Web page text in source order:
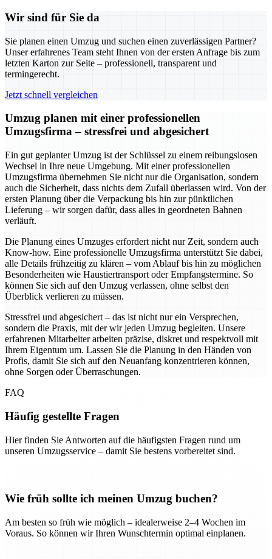
Wir sind für Sie da
Sie planen einen Umzug und suchen einen zuverlässigen Partner?
Unser erfahrenes Team steht Ihnen von der ersten Anfrage bis zum
letzten Karton zur Seite – professionell, transparent und
termingerecht.
Jetzt schnell vergleichen
Umzug planen mit einer professionellen
Umzugsfirma – stressfrei und abgesichert
Ein gut geplanter Umzug ist der Schlüssel zu einem reibungslosen
Wechsel in Ihre neue Umgebung. Mit einer professionellen
Umzugsfirma übernehmen Sie nicht nur die Organisation, sondern
auch die Sicherheit, dass nichts dem Zufall überlassen wird. Von der
ersten Planung über die Verpackung bis hin zur pünktlichen
Lieferung – wir sorgen dafür, dass alles in geordneten Bahnen
verläuft.
Die Planung eines Umzuges erfordert nicht nur Zeit, sondern auch
Know-how. Eine professionelle Umzugsfirma unterstützt Sie dabei,
alle Details frühzeitig zu klären – vom Ablauf bis hin zu möglichen
Besonderheiten wie Haustiertransport oder Empfangstermine. So
können Sie sich auf den Umzug verlassen, ohne selbst den
Überblick verlieren zu müssen.
Stressfrei und abgesichert – das ist nicht nur ein Versprechen,
sondern die Praxis, mit der wir jeden Umzug begleiten. Unsere
erfahrenen Mitarbeiter arbeiten präzise, diskret und respektvoll mit
Ihrem Eigentum um. Lassen Sie die Planung in den Händen von
Profis, damit Sie sich auf den Neuanfang konzentrieren können,
ohne Sorgen oder Überraschungen.
FAQ
Häufig gestellte Fragen
Hier finden Sie Antworten auf die häufigsten Fragen rund um
unseren Umzugsservice – damit Sie bestens vorbereitet sind.
Wie früh sollte ich meinen Umzug buchen?
Am besten so früh wie möglich – idealerweise 2–4 Wochen im
Voraus. So können wir Ihren Wunschtermin optimal einplanen.